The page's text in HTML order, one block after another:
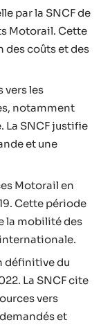
par la SNCF de
Motorail. Cette
des coûts et des
vers les
notamment
La SNCF justifie
et une
Motorail en
Cette période
la mobilité des
définitive du
La SNCF cite
vers
et